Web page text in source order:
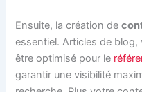
Ensuite, la création de
essentiel. Articles de
être optimisé pour le
garantir une visibilité